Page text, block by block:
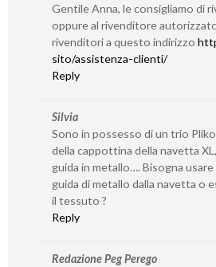
Gentile Anna, le consigliamo di
oppure al rivenditore
rivenditori a questo indirizzo
sito/assistenza-clienti/
Reply
Silvia
Sono in possesso di un trio
della cappottina della navetta
guida in metallo…. Bisogna
guida di metallo dalla navetta o
il tessuto ?
Reply
Redazione Peg Perego